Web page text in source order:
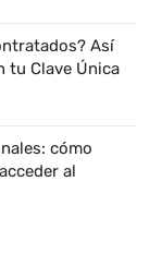
Así
tu Clave Única
cómo
al